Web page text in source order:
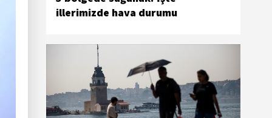
illerimizde hava durumu